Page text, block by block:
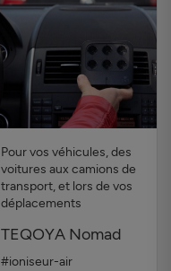
Pour vos véhicules, des
voitures aux camions de
transport, et lors de vos
déplacements
TEQOYA Nomad
#ioniseur-air